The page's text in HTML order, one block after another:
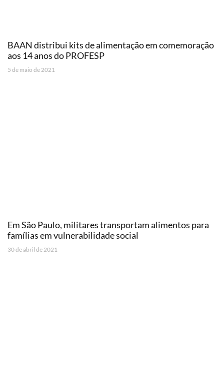
BAAN distribui kits de alimentação em comemoração
aos 14 anos do PROFESP
5 de maio de 2021
Em São Paulo, militares transportam alimentos para
famílias em vulnerabilidade social
30 de abril de 2021